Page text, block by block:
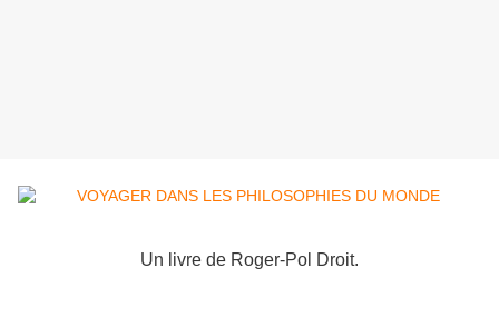
Un livre de Roger-Pol Droit.